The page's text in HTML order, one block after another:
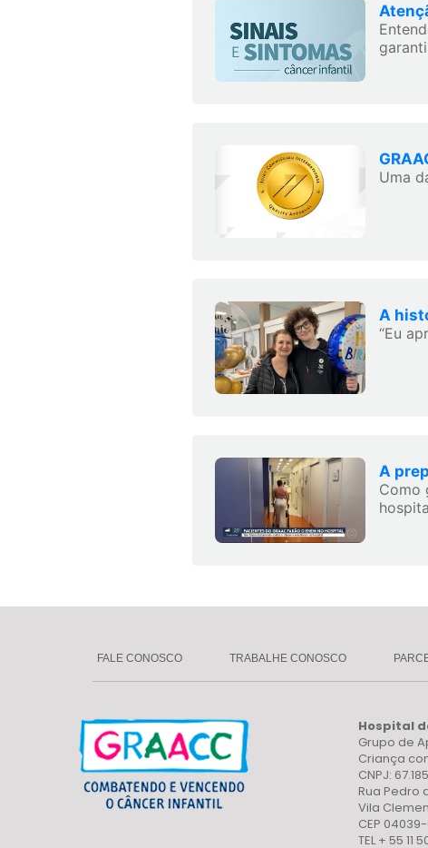
Uma
A
“Eu
A
Como
FALE CONOSCO TRABALHE CONOSCO
Hospital
Grupo de
Criança
CNPJ:
Rua Pedro
Vila
CEP 04039-
TEL + 55 11